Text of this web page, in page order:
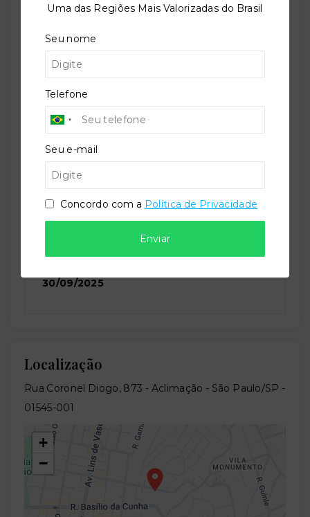
O-31586-56883
Perfil:
Residencial
Situação:
Novo
30/09/2025
Localização
Rua Coronel Diogo, 873 - Aclimação - São Paulo/SP -
01545-001
+
−
Uma das Regiões Mais Valorizadas do Brasil
Seu nome
Telefone
Seu e-mail
Concordo com a Política de Privacidade
Enviar